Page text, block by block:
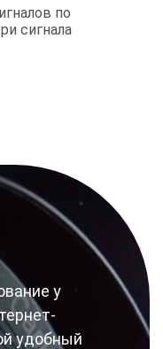
по
сигнала
у
удобный